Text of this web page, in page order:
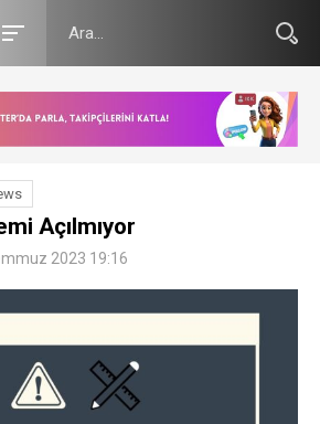
Açılmıyor
2023 19:16